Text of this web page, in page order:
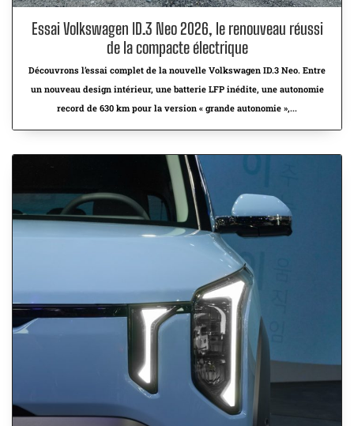
Essai Volkswagen ID.3 Neo 2026, le renouveau réussi
de la compacte électrique
Découvrons l’essai complet de la nouvelle Volkswagen ID.3 Neo. Entre
un nouveau design intérieur, une batterie LFP inédite, une autonomie
record de 630 km pour la version « grande autonomie »,...